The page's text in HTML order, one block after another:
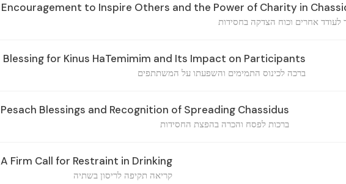
Encouragement to Inspire Others and the Power of Charity in
לעודד אחרים וכוח הצדקה בחסידות
Blessing for Kinus HaTemimim and Its Impact on Participants
ברכה לכינוס התמימים והשפעתו על המשתתפים
Pesach Blessings and Recognition of Spreading Chassidus
ברכות לפסח והכרה בהפצת החסידות
A Firm Call for Restraint in Drinking
קריאה תקיפה לריסון בשתיה